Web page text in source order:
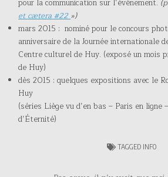
pour la communication sur l’événement.
et cætera #22»)
mars 2015 : nominé pour le concours
anniversaire de la Journée internationale
Centre culturel de Huy. (exposé un mois
de Huy)
dès 2015 : quelques expositions avec le
Huy
(séries Liège vu d’en bas – Paris en ligne
d’Éternité)
TAGGED INFO